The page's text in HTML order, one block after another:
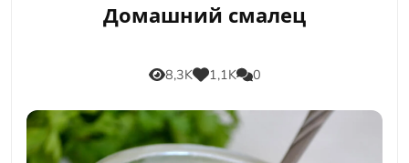
Домашний смалец
8,3K 1,1K 0